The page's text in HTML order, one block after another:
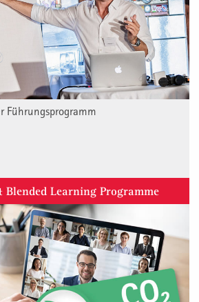
Führungsprogramm
Blended Learning Programme